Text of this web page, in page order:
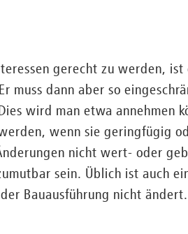
gerecht zu werden,
muss dann aber so
wird man etwa annehmen
wenn sie geringfügig
nicht wert- oder
sein. Üblich ist auch
Bauausführung nicht ändert.